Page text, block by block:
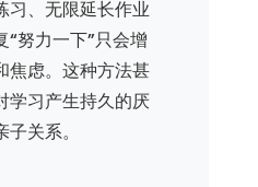
习、无限延长作业
“努力一下”只会增
焦虑。这种方法甚
学习产生持久的厌
关系。